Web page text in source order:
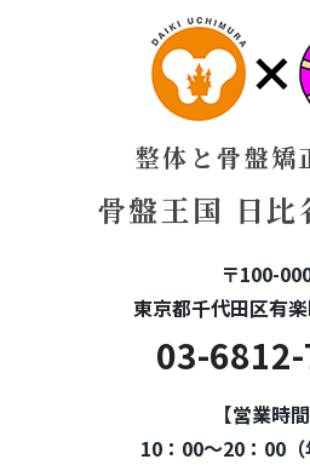
整体と骨盤矯
骨盤王国 日比
〒100-
東京都千代田区有
03-
【営業時間
10：00～20：00（